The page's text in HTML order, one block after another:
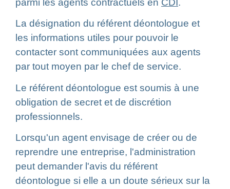
parmi les agents contractuels en CDI.
La désignation du référent déontologue et
les informations utiles pour pouvoir le
contacter sont communiquées aux agents
par tout moyen par le chef de service.
Le référent déontologue est soumis à une
obligation de secret et de discrétion
professionnels.
Lorsqu'un agent envisage de créer ou de
reprendre une entreprise, l'administration
peut demander l'avis du référent
déontologue si elle a un doute sérieux sur la